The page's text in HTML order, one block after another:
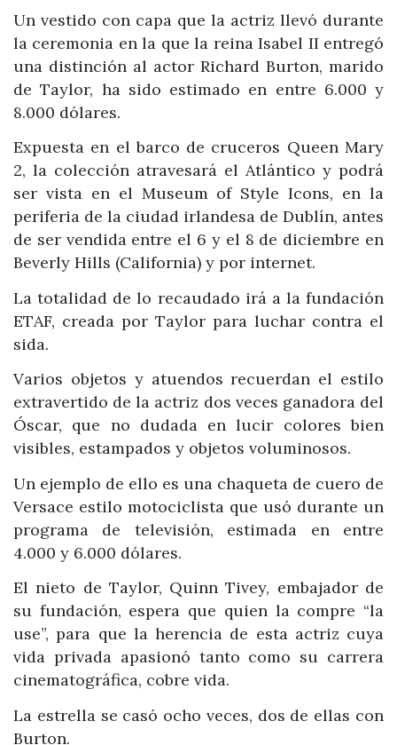
Un vestido con capa que la actriz llevó durante
la ceremonia en la que la reina Isabel II entregó
una distinción al actor Richard Burton, marido
de Taylor, ha sido estimado en entre 6.000 y
8.000 dólares.
Expuesta en el barco de cruceros Queen Mary
2, la colección atravesará el Atlántico y podrá
ser vista en el Museum of Style Icons, en la
periferia de la ciudad irlandesa de Dublín, antes
de ser vendida entre el 6 y el 8 de diciembre en
Beverly Hills (California) y por internet.
La totalidad de lo recaudado irá a la fundación
ETAF, creada por Taylor para luchar contra el
sida.
Varios objetos y atuendos recuerdan el estilo
extravertido de la actriz dos veces ganadora del
Óscar, que no dudada en lucir colores bien
visibles, estampados y objetos voluminosos.
Un ejemplo de ello es una chaqueta de cuero de
Versace estilo motociclista que usó durante un
programa de televisión, estimada en entre
4.000 y 6.000 dólares.
El nieto de Taylor, Quinn Tivey, embajador de
su fundación, espera que quien la compre “la
use”, para que la herencia de esta actriz cuya
vida privada apasionó tanto como su carrera
cinematográfica, cobre vida.
La estrella se casó ocho veces, dos de ellas con
Burton.